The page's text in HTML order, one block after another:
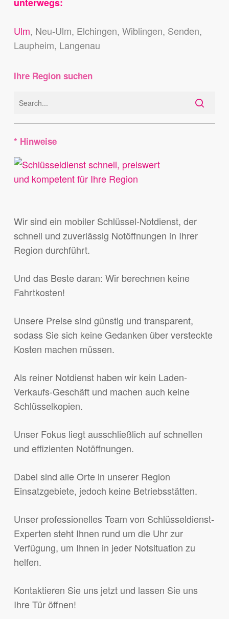
Ulm, Neu-Ulm, Elchingen, Wiblingen, Senden,
Laupheim, Langenau
Ihre Region suchen
* Hinweise
Wir sind ein mobiler Schlüssel-Notdienst, der
schnell und zuverlässig Notöffnungen in Ihrer
Region durchführt.
Und das Beste daran: Wir berechnen keine
Fahrtkosten!
Unsere Preise sind günstig und transparent,
sodass Sie sich keine Gedanken über versteckte
Kosten machen müssen.
Als reiner Notdienst haben wir kein Laden-
Verkaufs-Geschäft und machen auch keine
Schlüsselkopien.
Unser Fokus liegt ausschließlich auf schnellen
und effizienten Notöffnungen.
Dabei sind alle Orte in unserer Region
Einsatzgebiete, jedoch keine Betriebsstätten.
Unser professionelles Team von Schlüsseldienst-
Experten steht Ihnen rund um die Uhr zur
Verfügung, um Ihnen in jeder Notsituation zu
helfen.
Kontaktieren Sie uns jetzt und lassen Sie uns
Ihre Tür öffnen!